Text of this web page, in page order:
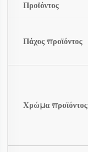
Προϊόντος
Πάχος προϊόντος
Χρώμα προϊόντος